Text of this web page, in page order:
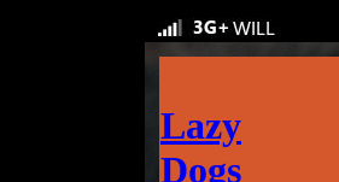
Lazy
Dogs